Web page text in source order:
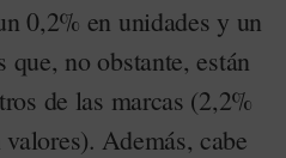
0,2% en unidades y un
no obstante, están
de las marcas (2,2%
Además, cabe